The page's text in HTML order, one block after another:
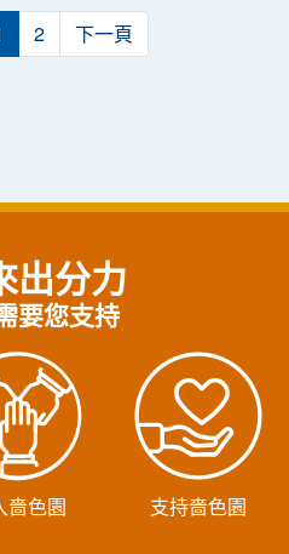
2 下一頁
出分力
要您支持
嗇色園 支持嗇色園